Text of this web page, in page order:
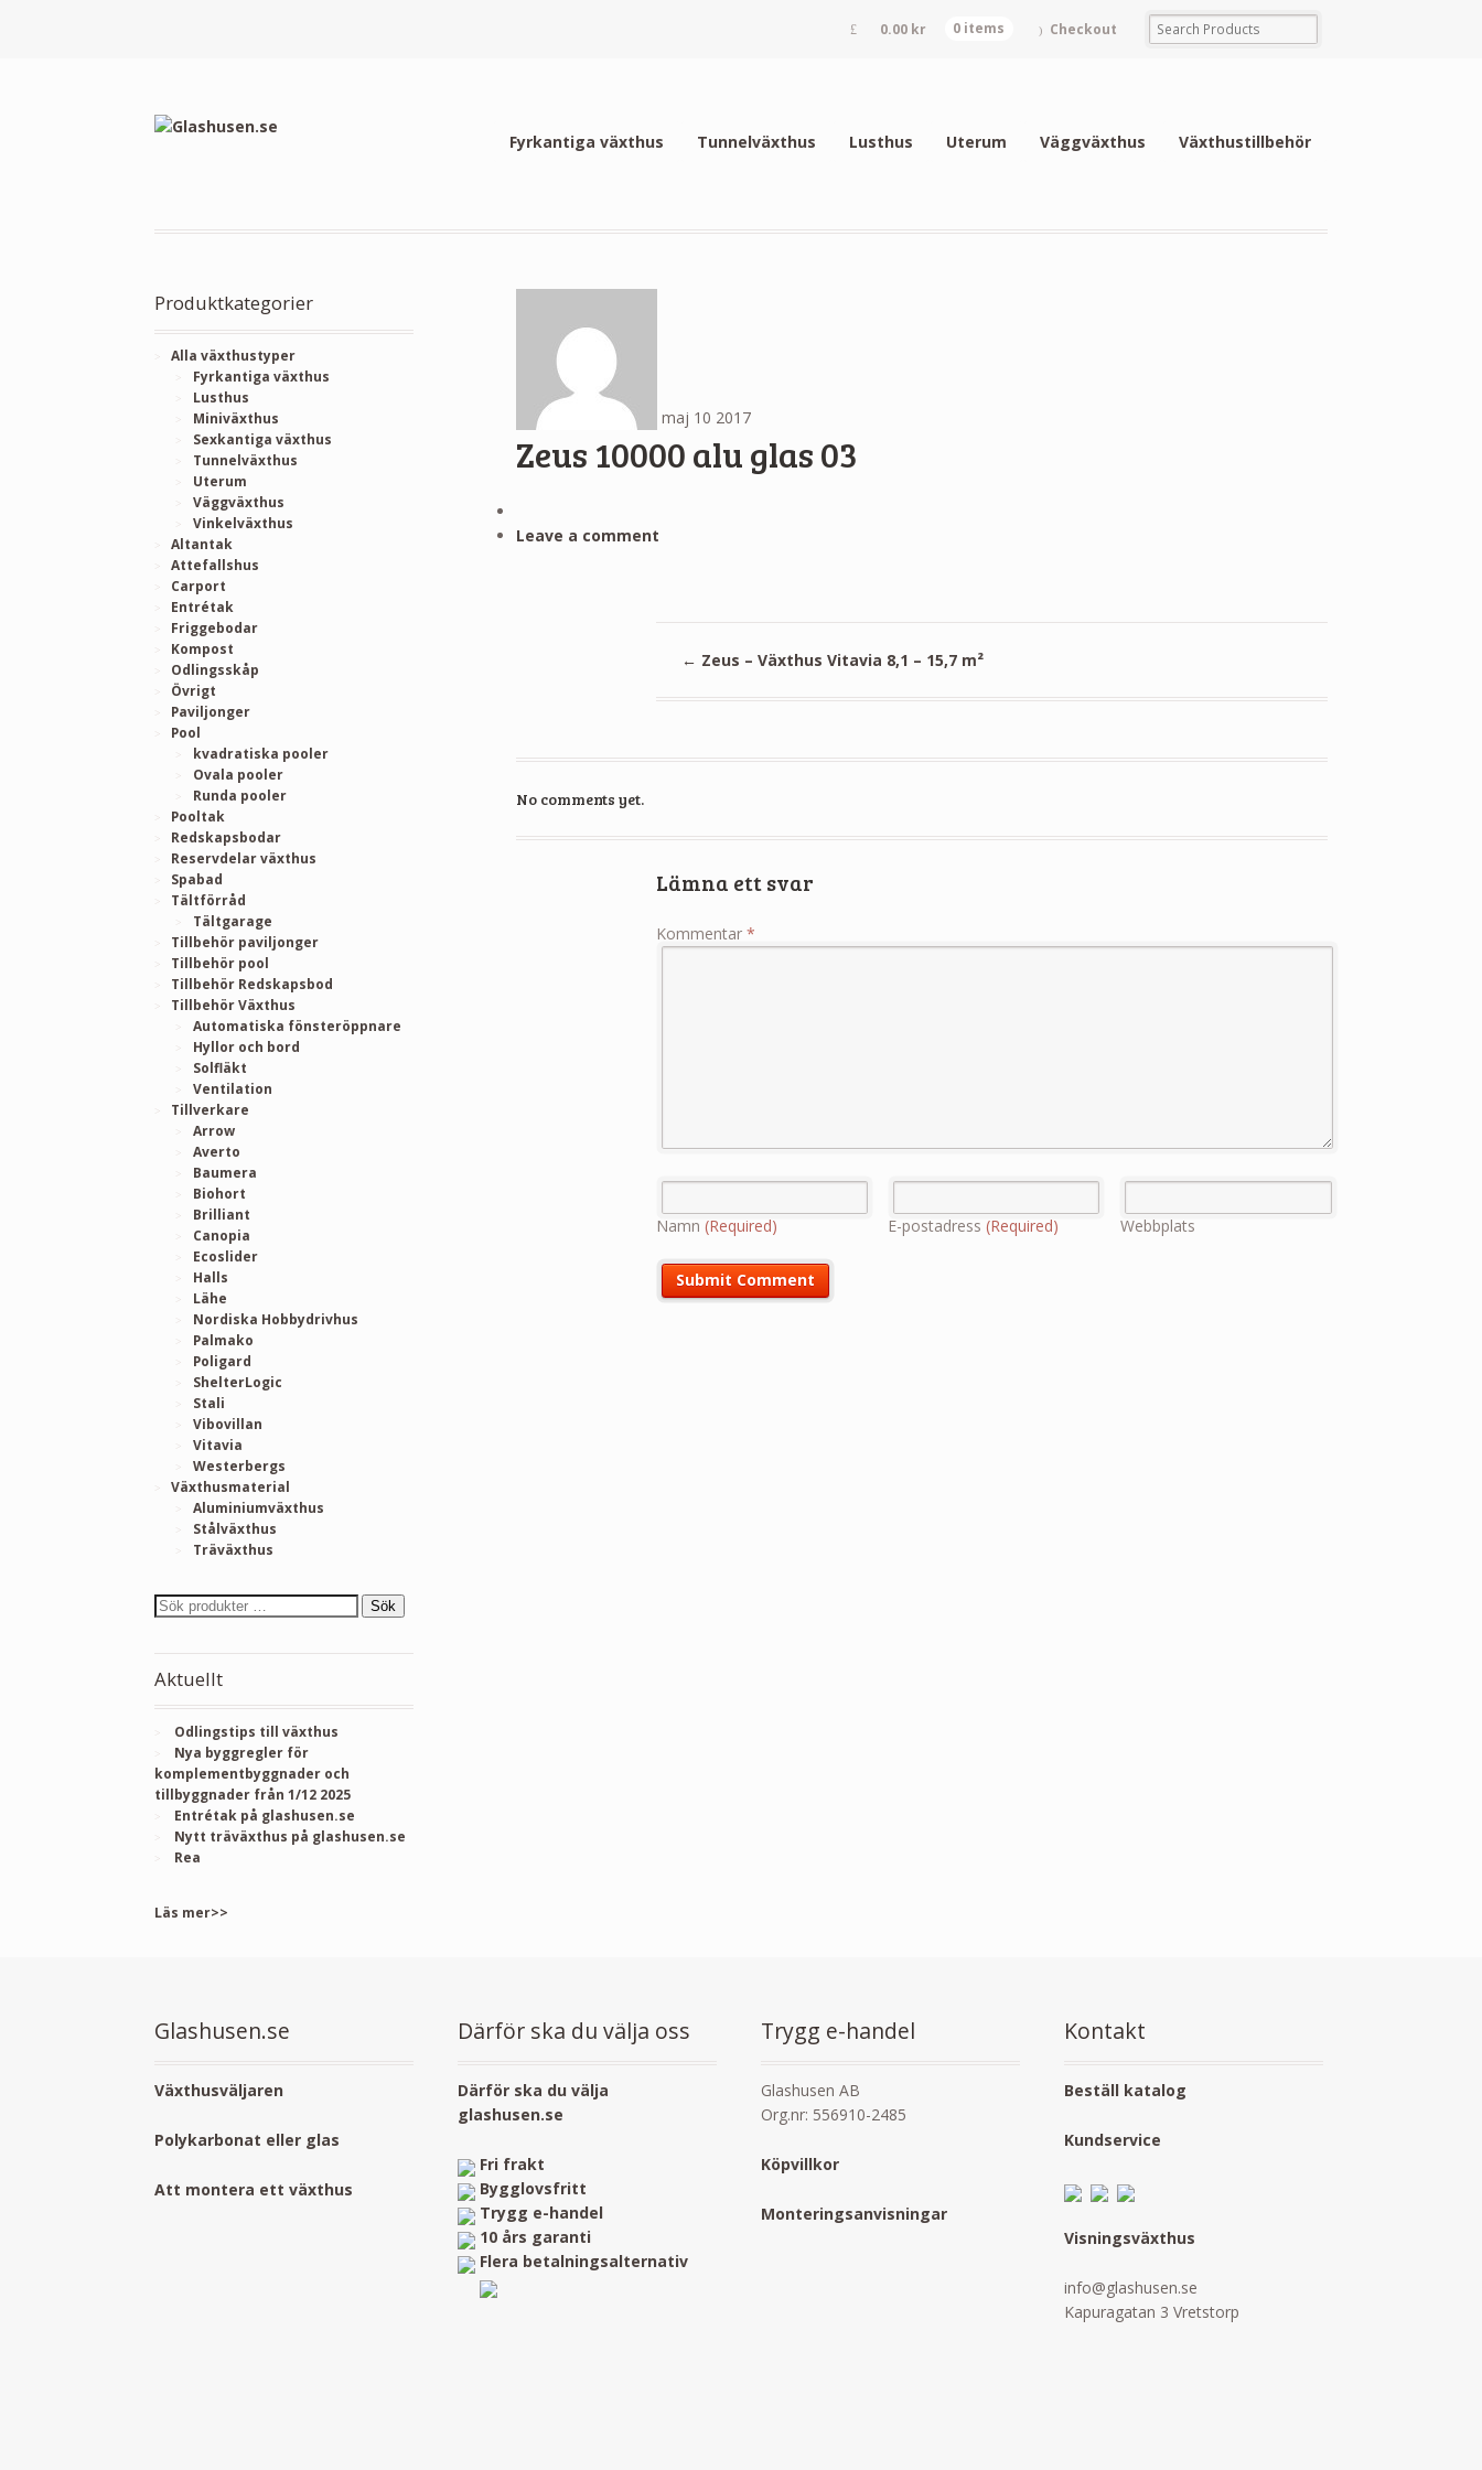
0.00 kr 0 items Checkout
Fyrkantiga växthus Tunnelväxthus Lusthus Uterum Väggväxthus Växthustillbehör
maj 10 2017
Zeus 10000 alu glas 03
Leave a comment
← Zeus – Växthus Vitavia 8,1 – 15,7 m²
No comments yet.
Lämna ett svar
Kommentar*
Namn(Required) E-postadress(Required) Webbplats
Produktkategorier
Alla växthustyper
Fyrkantiga växthus
Lusthus
Miniväxthus
Sexkantiga växthus
Tunnelväxthus
Uterum
Väggväxthus
Vinkelväxthus
Altantak
Attefallshus
Carport
Entrétak
Friggebodar
Kompost
Odlingsskåp
Övrigt
Paviljonger
Pool
kvadratiska pooler
Ovala pooler
Runda pooler
Pooltak
Redskapsbodar
Reservdelar växthus
Spabad
Tältförråd
Tältgarage
Tillbehör paviljonger
Tillbehör pool
Tillbehör Redskapsbod
Tillbehör Växthus
Automatiska fönsteröppnare
Hyllor och bord
Solfläkt
Ventilation
Tillverkare
Arrow
Averto
Baumera
Biohort
Brilliant
Canopia
Ecoslider
Halls
Lähe
Nordiska Hobbydrivhus
Palmako
Poligard
ShelterLogic
Stali
Vibovillan
Vitavia
Westerbergs
Växthusmaterial
Aluminiumväxthus
Stålväxthus
Träväxthus
Sök
Aktuellt
Odlingstips till växthus
Nya byggregler för
komplementbyggnader och
tillbyggnader från 1/12 2025
Entrétak på glashusen.se
Nytt träväxthus på glashusen.se
Rea
Läs mer>>
Glashusen.se
Växthusväljaren
Polykarbonat eller glas
Att montera ett växthus
Därför ska du välja oss
Därför ska du välja
glashusen.se
Fri frakt
Bygglovsfritt
Trygg e-handel
10 års garanti
Flera betalningsalternativ
Trygg e-handel
Glashusen AB
Org.nr: 556910-2485
Köpvillkor
Monteringsanvisningar
Kontakt
Beställ katalog
Kundservice
Visningsväxthus
info@glashusen.se
Kapuragatan 3 Vretstorp